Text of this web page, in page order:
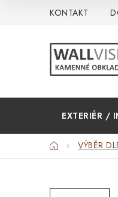
KONTAKT
EXTERIÉR /
DomůVÝBĚR